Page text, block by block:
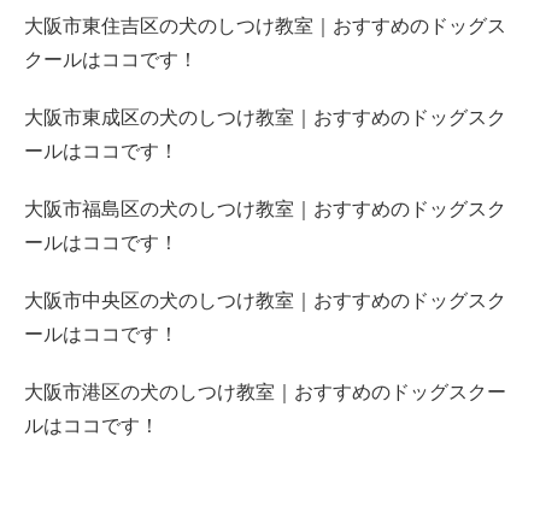
大阪市東住吉区の犬のしつけ教室｜おすすめのドッグス
クールはココです！
大阪市東成区の犬のしつけ教室｜おすすめのドッグスク
ールはココです！
大阪市福島区の犬のしつけ教室｜おすすめのドッグスク
ールはココです！
大阪市中央区の犬のしつけ教室｜おすすめのドッグスク
ールはココです！
大阪市港区の犬のしつけ教室｜おすすめのドッグスクー
ルはココです！